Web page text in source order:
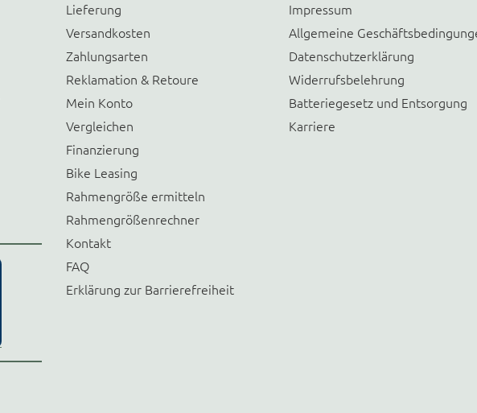
Lieferung
Versandkosten
Zahlungsarten
Reklamation & Retoure
Mein Konto
Vergleichen
Finanzierung
Bike Leasing
Rahmengröße ermitteln
Rahmengrößenrechner
Kontakt
FAQ
Erklärung zur Barrierefreiheit
Impressum
Allgemeine
Datenschutzerklärung
Widerrufsbelehrung
Batteriegesetz und Entsorgung
Karriere